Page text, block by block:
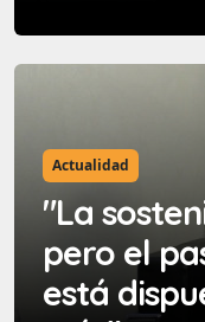
Actualidad
"La
pero el
está